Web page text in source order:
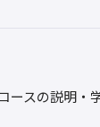
ースの説明・